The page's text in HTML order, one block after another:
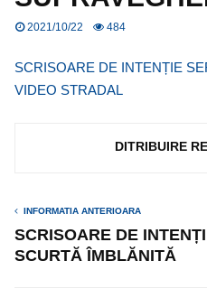
2021/10/22 484
SCRISOARE DE INTENȚIE
VIDEO STRADAL
DITRIBUIRE
INFORMATIA ANTERIOARA
SCRISOARE DE
SCURTĂ ÎMBLĂNITĂ